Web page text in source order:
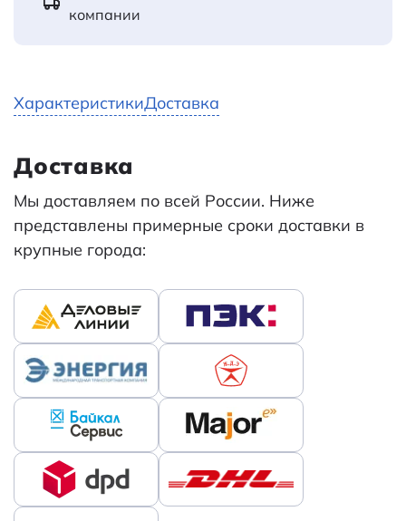
компании
ХарактеристикиДоставка
Доставка
Мы доставляем по всей России. Ниже
представлены примерные сроки доставки в
крупные города: